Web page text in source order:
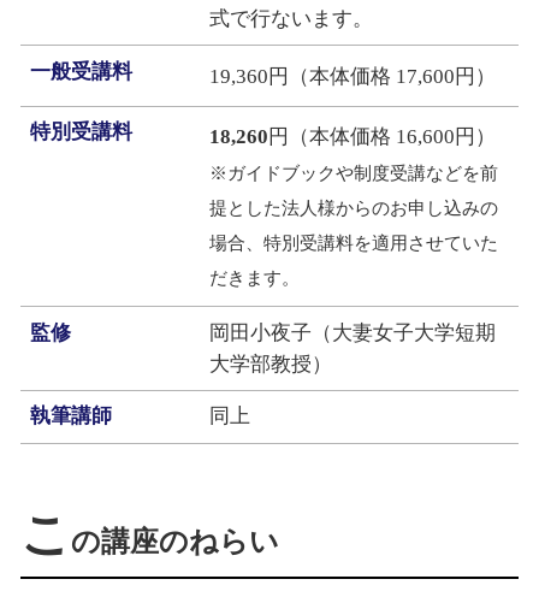
式で行ないます。
一般受講料 19,360円（本体価格 17,600円）
特別受講料 18,260 円（本体価格 16,600円）
※ガイドブックや制度受講などを前
提とした法人様からのお申し込みの
場合、特別受講料を適用させていた
だきます。
監修
岡田小夜子（大妻女子大学短期
大学部教授）
執筆講師 同上
こ の講座のねらい